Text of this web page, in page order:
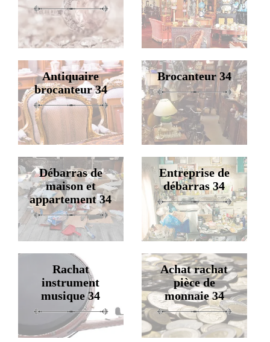
Antiquaire
brocanteur 34
Brocanteur 34
Débarras de
maison et
appartement 34
Entreprise de
débarras 34
Rachat
instrument
musique 34
Achat rachat
pièce de
monnaie 34